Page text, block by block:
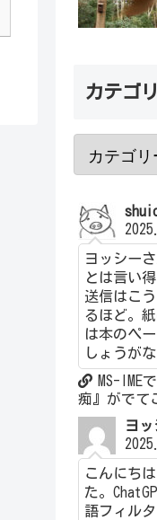
カテゴ
ヨッシー
とは言い
送信はこ
るほど。
は本のペ
しょうが
MS-IME
痴』がでて
ヨッ
こんにち
た。
語フィル